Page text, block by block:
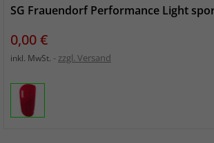
SG Frauendorf Performance Light
Preis
0,00 €
inkl. MwSt. zzgl. Versand